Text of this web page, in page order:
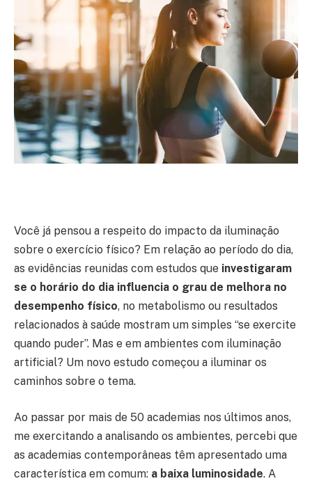
Você já pensou a respeito do impacto da iluminação
sobre o exercício físico? Em relação ao período do dia,
as evidências reunidas com estudos que investigaram
se o horário do dia influencia o grau de melhora no
desempenho físico, no metabolismo ou resultados
relacionados à saúde mostram um simples “se exercite
quando puder”. Mas e em ambientes com iluminação
artificial? Um novo estudo começou a iluminar os
caminhos sobre o tema.
Ao passar por mais de 50 academias nos últimos anos,
me exercitando a analisando os ambientes, percebi que
as academias contemporâneas têm apresentado uma
característica em comum: a baixa luminosidade. A